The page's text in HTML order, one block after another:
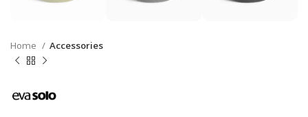
Home Accessories